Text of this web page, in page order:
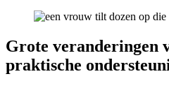
Grote veranderingen
praktische